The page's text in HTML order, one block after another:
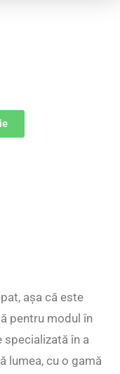
așa că este
pentru modul în
specializată în a
lumea, cu o gamă